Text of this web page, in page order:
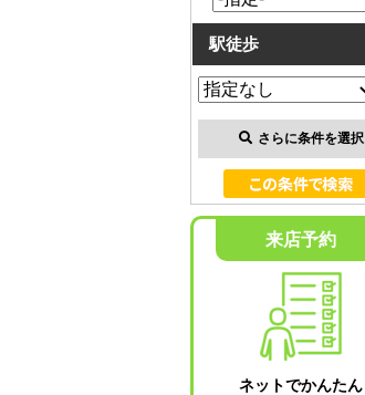
駅徒歩
さらに条件を選択
来店予約
ネットでかんたん